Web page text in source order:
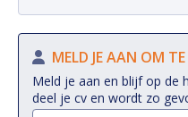
MELD JE AAN OM
Meld je aan en blijf op de
deel je cv en wordt zo